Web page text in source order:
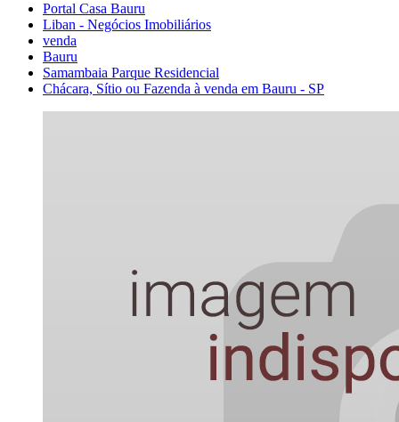
Portal Casa Bauru
Liban - Negócios Imobiliários
venda
Bauru
Samambaia Parque Residencial
Chácara, Sítio ou Fazenda à venda em Bauru - SP